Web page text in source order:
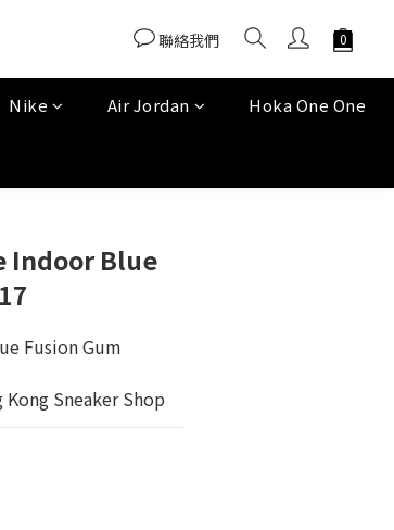
聯絡我們
Nike Air Jordan Hoka One One
Indoor Blue
Fusion Gum
Sneaker Shop